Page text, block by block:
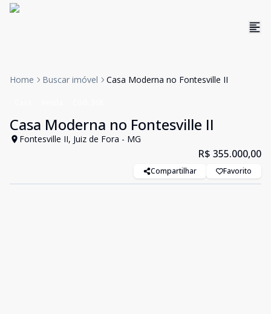
Home Buscar imóvel Casa Moderna no Fontesville II
Casa Moderna no Fontesville II
Fontesville II, Juiz de Fora - MG
R$ 355.000,00
Compartilhar Favorito